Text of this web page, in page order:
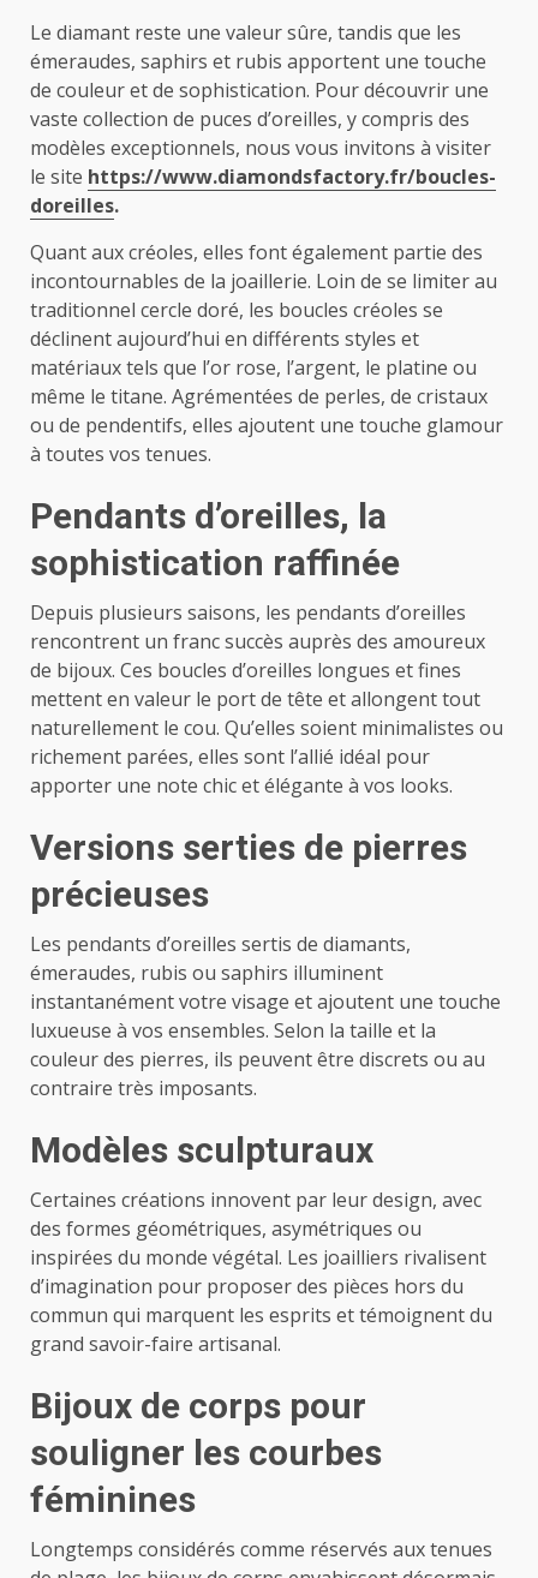
Le diamant reste une valeur sûre, tandis que les
émeraudes, saphirs et rubis apportent une touche
de couleur et de sophistication. Pour découvrir une
vaste collection de puces d’oreilles, y compris des
modèles exceptionnels, nous vous invitons à visiter
le site https://www.diamondsfactory.fr/boucles-
doreilles.
Quant aux créoles, elles font également partie des
incontournables de la joaillerie. Loin de se limiter au
traditionnel cercle doré, les boucles créoles se
déclinent aujourd’hui en différents styles et
matériaux tels que l’or rose, l’argent, le platine ou
même le titane. Agrémentées de perles, de cristaux
ou de pendentifs, elles ajoutent une touche glamour
à toutes vos tenues.
Pendants d’oreilles, la
sophistication raffinée
Depuis plusieurs saisons, les pendants d’oreilles
rencontrent un franc succès auprès des amoureux
de bijoux. Ces boucles d’oreilles longues et fines
mettent en valeur le port de tête et allongent tout
naturellement le cou. Qu’elles soient minimalistes ou
richement parées, elles sont l’allié idéal pour
apporter une note chic et élégante à vos looks.
Versions serties de pierres
précieuses
Les pendants d’oreilles sertis de diamants,
émeraudes, rubis ou saphirs illuminent
instantanément votre visage et ajoutent une touche
luxueuse à vos ensembles. Selon la taille et la
couleur des pierres, ils peuvent être discrets ou au
contraire très imposants.
Modèles sculpturaux
Certaines créations innovent par leur design, avec
des formes géométriques, asymétriques ou
inspirées du monde végétal. Les joailliers rivalisent
d’imagination pour proposer des pièces hors du
commun qui marquent les esprits et témoignent du
grand savoir-faire artisanal.
Bijoux de corps pour
souligner les courbes
féminines
Longtemps considérés comme réservés aux tenues